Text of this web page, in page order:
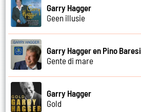
Garry Hagger
Geen illusie
Garry Hagger en Pino Baresi
Gente di mare
Garry Hagger
Gold